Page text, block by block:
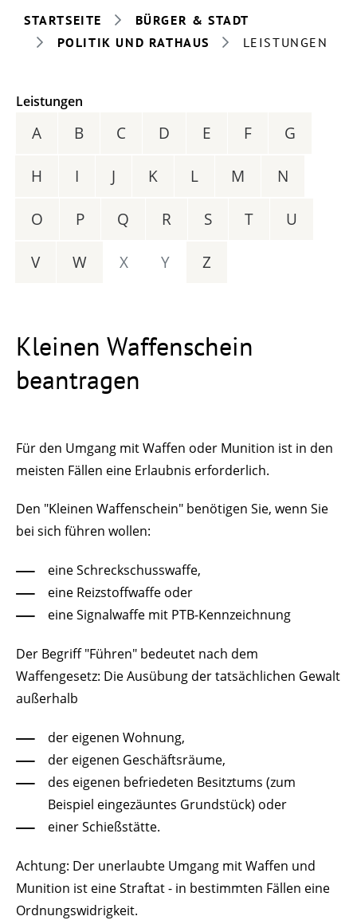
STARTSEITE
BÜRGER & STADT
POLITIK UND RATHAUS
LEISTUNGEN
Leistungen
A B C D E F G
H I J K L M N
O P Q R S T U
V W X Y Z
Kleinen Waffenschein
beantragen
Für den Umgang mit Waffen oder Munition ist in den
meisten Fällen eine Erlaubnis erforderlich.
Den "Kleinen Waffenschein" benötigen Sie, wenn Sie
bei sich führen wollen:
eine Schreckschusswaffe,
eine Reizstoffwaffe oder
eine Signalwaffe mit PTB-Kennzeichnung
Der Begriff "Führen" bedeutet nach dem
Waffengesetz: Die Ausübung der tatsächlichen Gewalt
außerhalb
der eigenen Wohnung,
der eigenen Geschäftsräume,
des eigenen befriedeten Besitztums (zum
Beispiel eingezäuntes Grundstück) oder
einer Schießstätte.
Achtung: Der unerlaubte Umgang mit Waffen und
Munition ist eine Straftat - in bestimmten Fällen eine
Ordnungswidrigkeit.